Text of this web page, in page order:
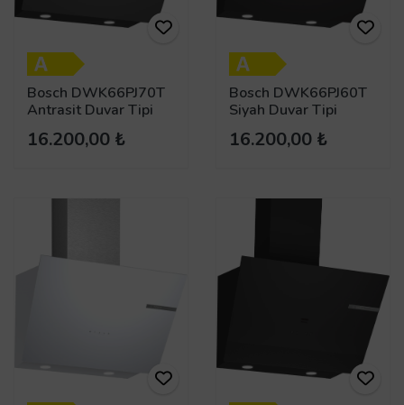
Bosch DWK66PJ70T
Antrasit Duvar Tipi
16.200,00 ₺
Bosch DWK66PJ60T
Siyah Duvar Tipi
16.200,00 ₺